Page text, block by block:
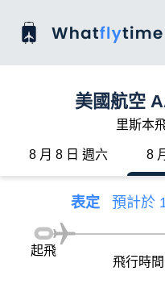
美國航空
里斯本
8 月 8 日 週六 8
表定 預計於
起飛
飛行時